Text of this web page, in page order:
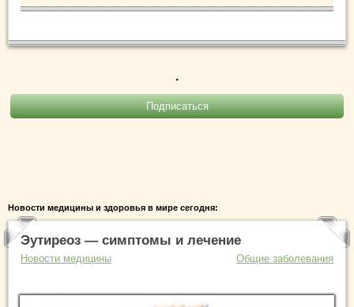
.
Новости медицины и здоровья в мире сегодня:
Эутиреоз — симптомы и лечение
Новости медицины Общие заболевания